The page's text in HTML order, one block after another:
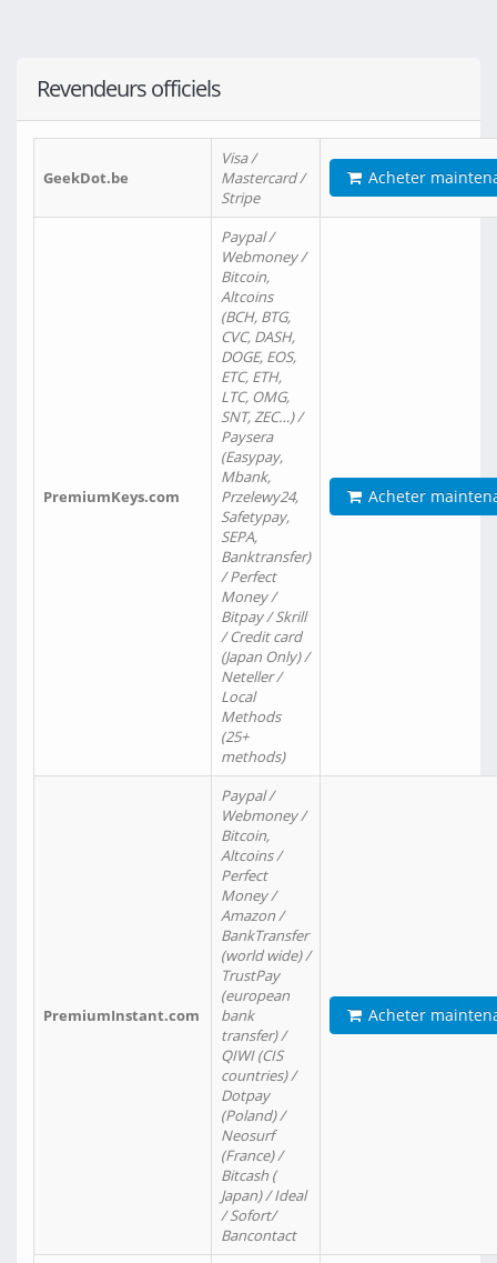
Revendeurs officiels
GeekDot.be
Visa /
Mastercard /
Stripe
Acheter
PremiumKeys.com
Paypal /
Webmoney /
Bitcoin,
Altcoins
(BCH, BTG,
CVC, DASH,
DOGE, EOS,
ETC, ETH,
LTC, OMG,
SNT, ZEC…) /
Paysera
(Easypay,
Mbank,
Przelewy24,
Safetypay,
SEPA,
Banktransfer)
/ Perfect
Money /
Bitpay / Skrill
/ Credit card
(Japan Only) /
Neteller /
Local
Methods
(25+
methods)
Acheter
PremiumInstant.com
Paypal /
Webmoney /
Bitcoin,
Altcoins /
Perfect
Money /
Amazon /
BankTransfer
(world wide) /
TrustPay
(european
bank
transfer) /
QIWI (CIS
countries) /
Dotpay
(Poland) /
Neosurf
(France) /
Bitcash (
Japan) / Ideal
/ Sofort/
Bancontact
Acheter